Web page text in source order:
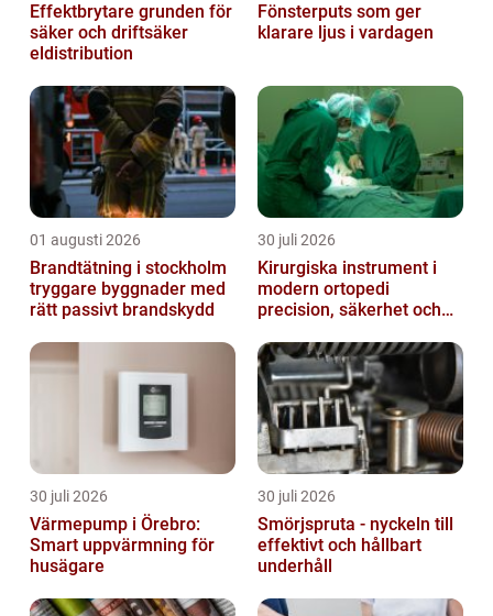
Effektbrytare grunden för
säker och driftsäker
eldistribution
Fönsterputs som ger
klarare ljus i vardagen
01 augusti 2026
Brandtätning i stockholm
tryggare byggnader med
rätt passivt brandskydd
30 juli 2026
Kirurgiska instrument i
modern ortopedi
precision, säkerhet och
30 juli 2026
Värmepump i Örebro:
Smart uppvärmning för
husägare
30 juli 2026
Smörjspruta - nyckeln till
effektivt och hållbart
underhåll